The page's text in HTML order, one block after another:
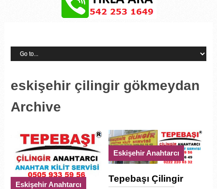
eskişehir çilingir gökmeydan
Archive
Eskişehir Anahtarcı
Eskişehir Anahtarcı
Tepebaşı Çilingir